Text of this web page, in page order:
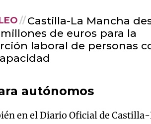
Castilla-La Mancha
de euros para la
laboral de personas
autónomos
en el Diario Oficial de